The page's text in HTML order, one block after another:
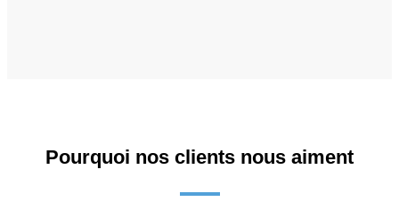
Pourquoi nos clients nous aiment